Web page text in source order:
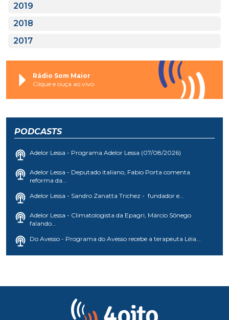
2019
2018
2017
Rádio Som Maior
Clique e ouça ao vivo
PODCASTS
Adelor Lessa - Programa Adelor Lessa (07/08/2026)
Adelor Lessa - Deputado italiano, Fabio Porta comenta
reforma da...
Adelor Lessa - Sandro Zanatta Trichez - fundador e...
Adelor Lessa - Climatologista da Epagri, Márcio Sônego
falando...
Do Avesso - Programa do Avesso recebe a terapeuta Léia...